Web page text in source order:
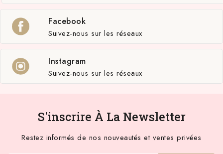
Facebook
Suivez-nous sur les réseaux
Instagram
Suivez-nous sur les réseaux
S'inscrire À La Newsletter
Restez informés de nos nouveautés et ventes privées